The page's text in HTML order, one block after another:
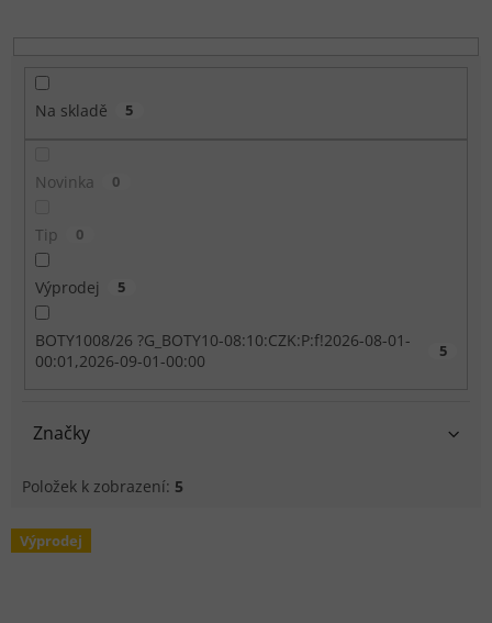
Na skladě 5
Novinka 0
Tip 0
Výprodej 5
BOTY1008/26 ?G_BOTY10-08:10:CZK:P:f!2026-08-01-
00:01,2026-09-01-00:00
5
Značky
Položek k zobrazení: 5
Výpis produktů
Výprodej